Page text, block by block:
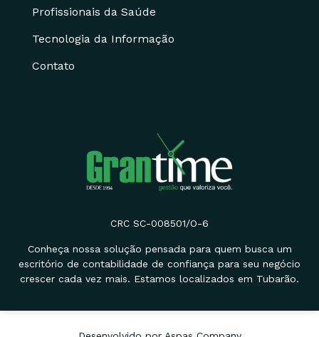
CRC SC-008501/O-6
Conheça nossa solução pensada para quem busca um
escritório de contabilidade de confiança para seu negócio
crescer cada vez mais. Estamos localizados em Tubarão.
Profissionais da Saúde
Tecnologia da Informação
Contato